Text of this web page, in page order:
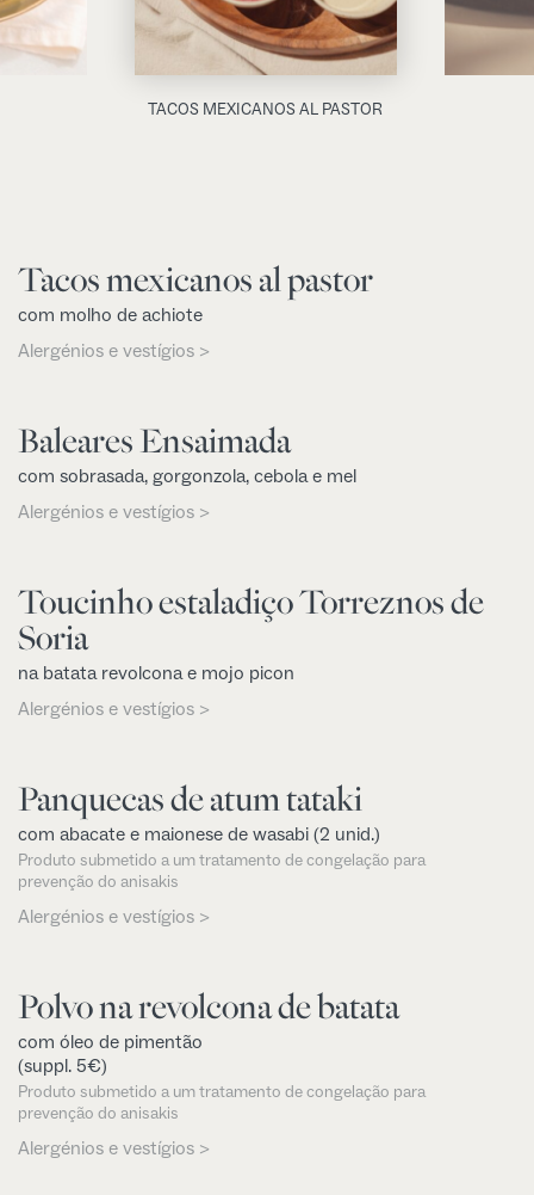
TACOS MEXICANOS AL PASTOR
Tacos mexicanos al pastor
com molho de achiote
Alergénios e vestígios >
Baleares Ensaimada
com sobrasada, gorgonzola, cebola e mel
Alergénios e vestígios >
Toucinho estaladiço Torreznos de
Soria
na batata revolcona e mojo picon
Alergénios e vestígios >
Panquecas de atum tataki
com abacate e maionese de wasabi (2 unid.)
Produto submetido a um tratamento de congelação para
prevenção do anisakis
Alergénios e vestígios >
Polvo na revolcona de batata
com óleo de pimentão
(suppl. 5€)
Produto submetido a um tratamento de congelação para
prevenção do anisakis
Alergénios e vestígios >